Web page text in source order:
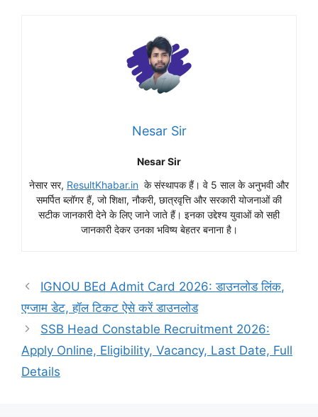
Nesar Sir
Nesar Sir
नेसार सर, ResultKhabar.in के संस्थापक हैं। वे 5 साल के अनुभवी और
समर्पित ब्लॉगर हैं, जो शिक्षा, नौकरी, छात्रवृत्ति और सरकारी योजनाओं की
सटीक जानकारी देने के लिए जाने जाते हैं। इनका उद्देश्य युवाओं को सही
जानकारी देकर उनका भविष्य बेहतर बनाना है।
IGNOU BEd Admit Card 2026: डाउनलोड लिंक,
एग्जाम डेट, हॉल टिकट ऐसे करें डाउनलोड
SSB Head Constable Recruitment 2026:
Apply Online, Eligibility, Vacancy, Last Date, Full
Details